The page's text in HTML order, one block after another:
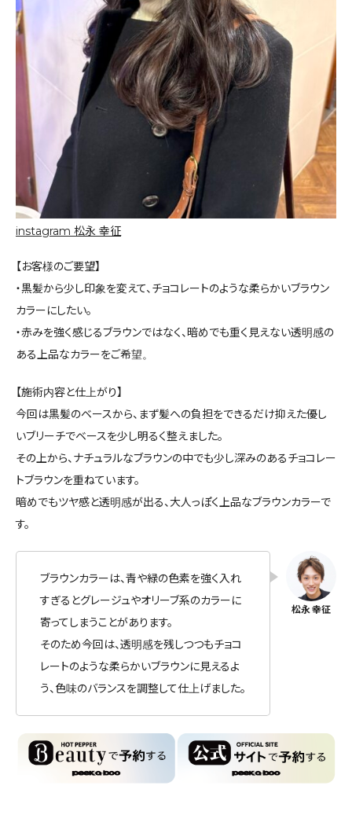
instagram 松永 幸征
【お客様のご要望】
・黒髪から少し印象を変えて、チョコレートのような柔らかいブラウン
カラーにしたい。
・赤みを強く感じるブラウンではなく、暗めでも重く見えない透明感の
ある上品なカラーをご希望。
【施術内容と仕上がり】
今回は黒髪のベースから、まず髪への負担をできるだけ抑えた優し
いブリーチでベースを少し明るく整えました。
その上から、ナチュラルなブラウンの中でも少し深みのあるチョコレー
トブラウンを重ねています。
暗めでもツヤ感と透明感が出る、大人っぽく上品なブラウンカラーで
す。
ブラウンカラーは、青や緑の色素を強く入れ
すぎるとグレージュやオリーブ系のカラーに
寄ってしまうことがあります。
そのため今回は、透明感を残しつつもチョコ
レートのような柔らかいブラウンに見えるよ
う、色味のバランスを調整して仕上げました。